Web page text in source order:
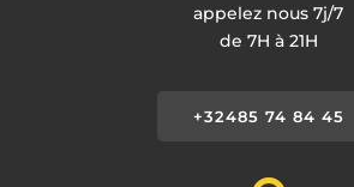
appelez nous 7j/7
de 7H à 21H
+32485 74 84 45